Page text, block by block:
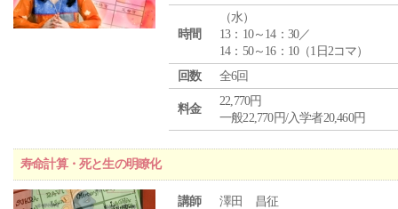
時間
（水）
13：10～14：30／
14：50～16：10（1日2コマ）
回数
全6回
料金
22,770円
一般22,770円/入学者20,460円
寿命計算・死と生の明瞭化
講師 澤田 昌征